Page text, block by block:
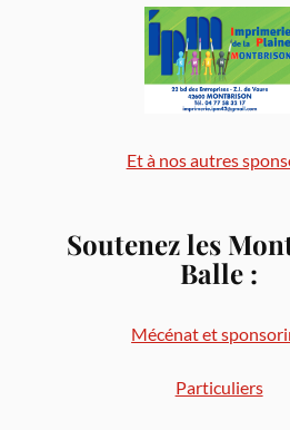
Et à nos autres
Soutenez les
Balle :
Mécénat et
Particuliers